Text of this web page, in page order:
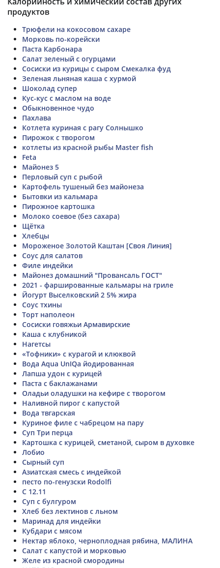
продуктов
Трюфели на кокосовом сахаре
Морковь по-корейски
Паста Карбонара
Салат зеленый с огурцами
Сосиски из курицы с сыром Смекалка фуд
Зеленая льняная каша с хурмой
Шоколад супер
Кус-кус с маслом на воде
Обыкновенное чудо
Пахлава
Котлета куриная с рагу Солнышко
Пирожок с творогом
котлеты из красной рыбы Master fish
Feta
Майонез 5
Перловый суп с рыбой
Картофель тушеный без майонеза
Бытовки из кальмара
Пирожное картошка
Молоко соевое (без сахара)
Щётка
Хлебцы
Мороженое Золотой Каштан [Своя Линия]
Соус для салатов
Филе индейки
Майонез домашний "Провансаль ГОСТ"
2021 - фаршированные кальмары на гриле
Йогурт Выселковский 2 5% жира
Соус тхины
Торт наполеон
Сосиски говяжьи Армавирские
Каша с клубникой
Нагетсы
«Тофники» с курагой и клюквой
Вода Aqua UnIQa йодированная
Лапша удон с курицей
Паста с баклажанами
Оладьи оладушки на кефире с творогом
Наливной пирог с капустой
Вода твгарская
Куриное филе с чабрецом на пару
Суп Три перца
Картошка с курицей, сметаной, сыром в духовке
Лобио
Сырный суп
Азиатская смесь с индейкой
песто по-генузски Rodolfi
С 12.11
Суп с булгуром
Хлеб без лектинов с льном
Маринад для индейки
Кубдари с мясом
Нектар яблоко, черноплодная рябина, МАЛИНА
Салат с капустой и морковью
Желе из красной смородины